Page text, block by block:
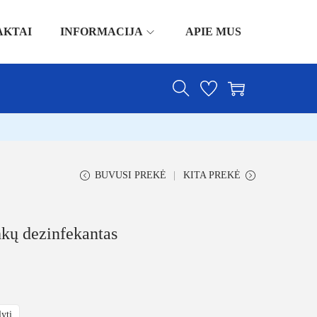
INFORMACIJA APIE MUS
BUVUSI PREKĖ KITA PREKĖ
dezinfekantas